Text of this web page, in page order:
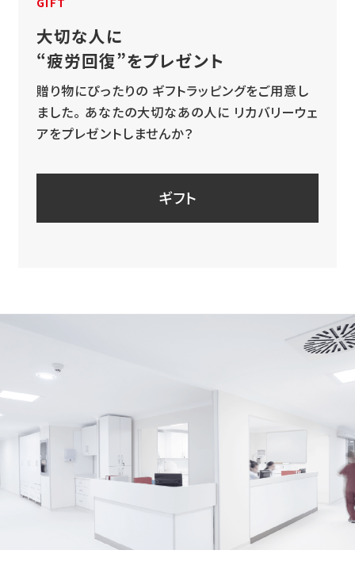
大切な人に
“疲労回復”をプレゼント
贈り物にぴったりの ギフトラッピングをご用意し
ました。 あなたの大切なあの人に リカバリーウェ
アをプレゼントしませんか？
ギフト